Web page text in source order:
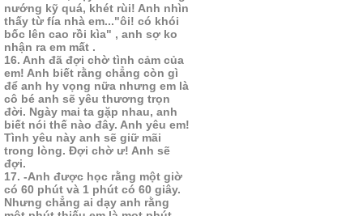
nướng kỹ quá, khét rùi! Anh nhìn
thấy từ fía nhà em..."ôi! có khói
bốc lên cao rồi kìa" , anh sợ ko
nhận ra em mất .
16. Anh đã đợi chờ tình cảm của
em! Anh biết rằng chẳng còn gì
để anh hy vọng nữa nhưng em là
cô bé anh sẽ yêu thương trọn
đời. Ngày mai ta gặp nhau, anh
biết nói thế nào đây. Anh yêu em!
Tình yêu này anh sẽ giữ mãi
trong lòng. Đợi chờ ư! Anh sẽ
đợi.
17. -Anh được học rằng một giờ
có 60 phút và 1 phút có 60 giây.
Nhưng chẳng ai dạy anh rằng